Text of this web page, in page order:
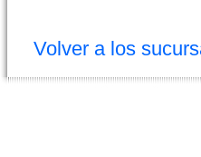
Volver a los